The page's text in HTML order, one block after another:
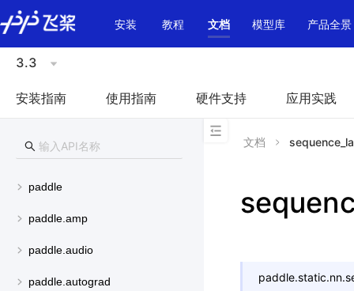
\u200E
安装
教程 文档 模型库 产品全景
3.3
安装指南 使用指南 硬件支持 应用实践
paddle
paddle.amp
paddle.audio
paddle.autograd
文档
paddle.static.nn.